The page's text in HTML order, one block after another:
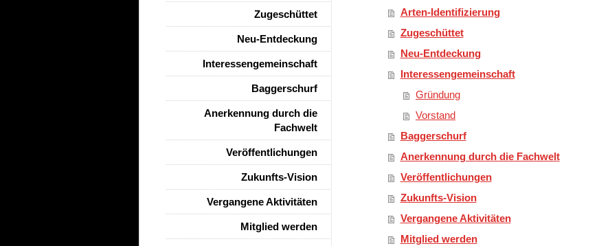
Arten-Identifizierung
Zugeschüttet
Neu-Entdeckung
Interessengemeinschaft
Gründung
Vorstand
Baggerschurf
Anerkennung durch die Fachwelt
Veröffentlichungen
Zukunfts-Vision
Vergangene Aktivitäten
Mitglied werden
Zugeschüttet
Neu-Entdeckung
Interessengemeinschaft
Baggerschurf
Anerkennung durch die
Fachwelt
Veröffentlichungen
Zukunfts-Vision
Vergangene Aktivitäten
Mitglied werden